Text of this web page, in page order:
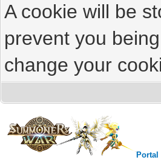
A cookie will be
prevent you
change your
Portal